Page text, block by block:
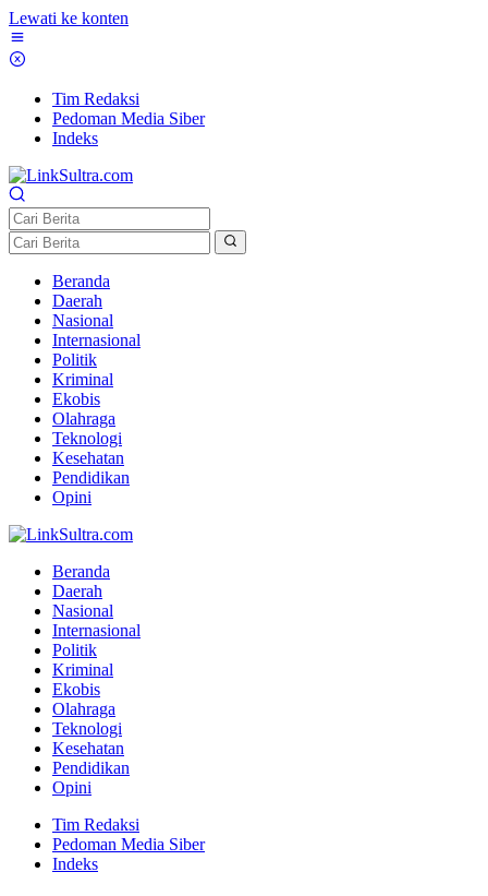
Lewati ke konten
Tim Redaksi
Pedoman Media Siber
Indeks
Beranda
Daerah
Nasional
Internasional
Politik
Kriminal
Ekobis
Olahraga
Teknologi
Kesehatan
Pendidikan
Opini
Beranda
Daerah
Nasional
Internasional
Politik
Kriminal
Ekobis
Olahraga
Teknologi
Kesehatan
Pendidikan
Opini
Tim Redaksi
Pedoman Media Siber
Indeks